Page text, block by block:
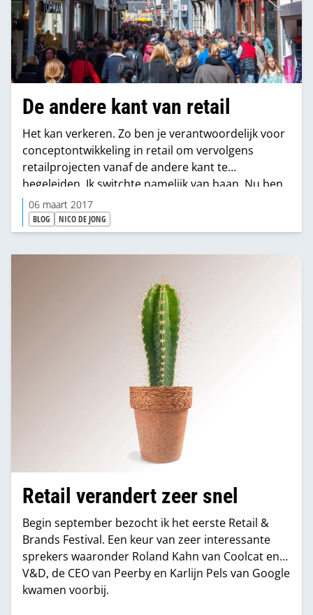
De andere kant van retail
Het kan verkeren. Zo ben je verantwoordelijk voor
conceptontwikkeling in retail om vervolgens
retailprojecten vanaf de andere kant te
begeleiden. Ik switchte namelijk van baan. Nu ben
ik verantwoordelijk voor de uitvoering en kosten­
bewaking van retailconcepten als projectmanager
bij een Designbureau.
06 maart 2017
BLOG NICO DE JONG
Retail verandert zeer snel
Begin september bezocht ik het eerste Retail &
Brands Festival. Een keur van zeer interessante
sprekers waaronder Roland Kahn van Coolcat en
V&D, de CEO van Peerby en Karlijn Pels van Google
kwamen voorbij.